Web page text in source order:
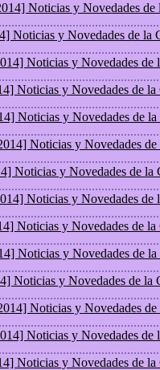
Noticias y Novedades de
Noticias y Novedades de la
Noticias y Novedades de
Noticias y Novedades de
Noticias y Novedades de
Noticias y Novedades
Noticias y Novedades de la
Noticias y Novedades de
Noticias y Novedades de
Noticias y Novedades de
Noticias y Novedades de la
Noticias y Novedades
Noticias y Novedades de
Noticias y Novedades de